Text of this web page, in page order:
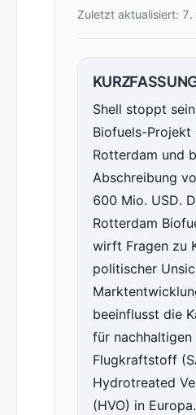
Zuletzt aktualisiert:
Shell stoppt
Biofuels-Projekt
Rotterdam und
Abschreibung
600 Mio. USD.
Rotterdam
wirft Fragen zu
politischer
beeinflusst die
für nachhaltigen
Flugkraftstoff
Hydrotreated
(HVO) in Europa.